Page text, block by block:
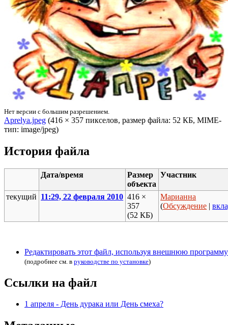
Нет версии с большим разрешением.
Aprelya.jpeg ‎ (416 × 357 пикселов, размер файла: 52 КБ, MIME-
тип: image/jpeg)
История файла
Дата/время
Размер
объекта
Участник
текущий 11:29, 22 февраля 2010 416 ×
357
(52 КБ)
Марианна
(Обсуждение |
Редактировать этот файл, используя внешнюю программу
(подробнее см. в руководстве по установке)
Ссылки на файл
1 апреля - День дурака или День смеха?